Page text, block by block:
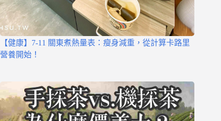
【健康】7-11 關東煮熱量表：瘦身減重，從計算卡路里
營養開始！